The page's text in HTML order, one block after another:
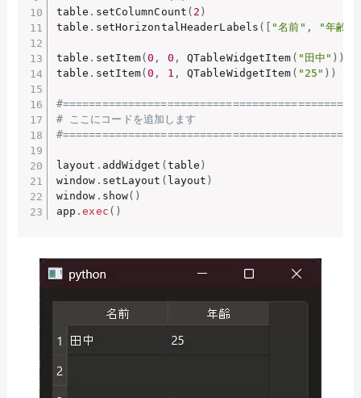
table . setColumnCount ( 2 )
table . setHorizontalHeaderLabels ( "名前" , "年齢"
table . setItem(0 , 0 , QTableWidgetItem ( "田中" ) )
table . setItem(0 , 1 , QTableWidgetItem ( "25" ) )
# ここにコードを追加します
layout . addWidget ( table )
window . setLayout ( layout )
window . show( )
app .exec ( )